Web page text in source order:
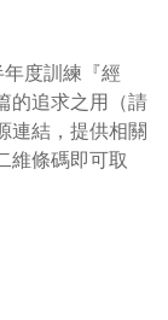
度訓練『經
的追求之用（請
連結，提供相關
維條碼即可取